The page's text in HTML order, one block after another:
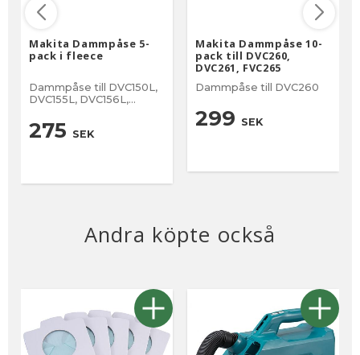
Makita Dammpåse 5-
pack i fleece
Dammpåse till DVC150L, ​​
DVC155L, DVC156L,
VC004GL, VC1310L,
VC2211M, VC2510L
275 SEK
Makita Dammpåse 10-
pack till DVC260,
DVC261, FVC265
Dammpåse till DVC260
299 SEK
Andra köpte också